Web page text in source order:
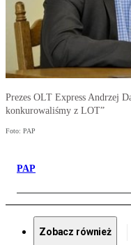
Prezes OLT Express Andrzej
konkurowaliśmy z LOT”
Foto: PAP
PAP
Zobacz również